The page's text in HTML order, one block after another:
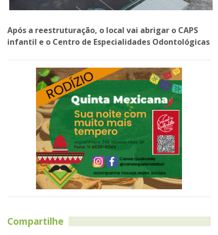
Após a reestruturação, o local vai abrigar o CAPS
infantil e o Centro de Especialidades Odontológicas
Compartilhe